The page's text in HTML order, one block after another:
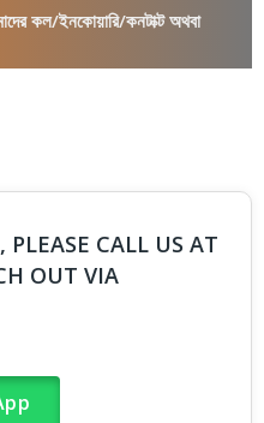
কল/ইনকোয়ারি/কনটাক্ট অথবা
PLEASE CALL US AT
OUT VIA